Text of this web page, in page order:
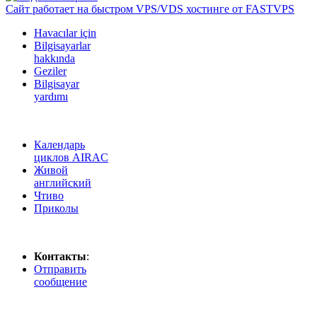
Сайт работает на быстром VPS/VDS хостинге от FASTVPS
Havacılar için
Bilgisayarlar
hakkında
Geziler
Bilgisayar
yardımı
Календарь
циклов AIRAC
Живой
английский
Чтиво
Приколы
Контакты:
Отправить
сообщение